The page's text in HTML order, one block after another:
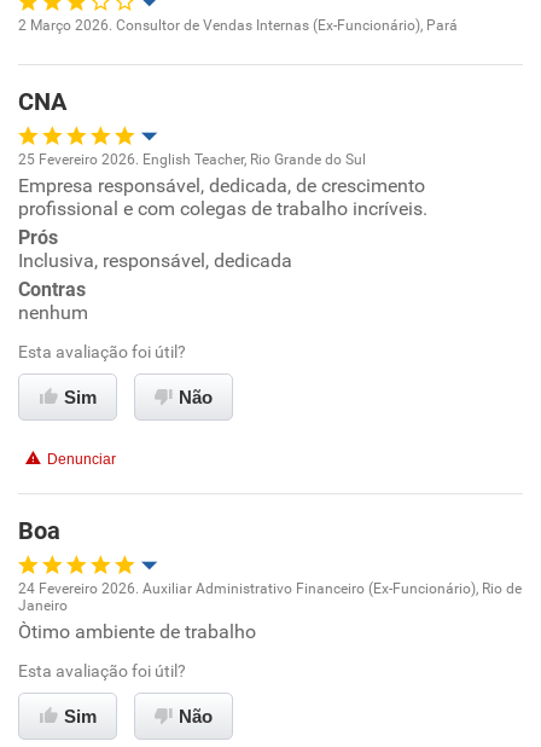
Recomenda a diretoria
Ambiente de trabalho
Conciliação com a vida familiar
Benefícios
Não recomenda esta empresa
2 Março 2026. Consultor de Vendas Internas (Ex-Funcionário), Pará
CNA
Oportunidade de promoção
Ambiente de trabalho
Conciliação com a vida familiar
Benefícios
Recomenda a diretoria
25 Fevereiro 2026. English Teacher, Rio Grande do Sul
Empresa responsável, dedicada, de crescimento
profissional e com colegas de trabalho incríveis.
Prós
Inclusiva, responsável, dedicada
Contras
nenhum
Esta avaliação foi útil?
Sim Não
Denunciar
Boa
Oportunidade de promoção
Ambiente de trabalho
Conciliação com a vida familiar
24 Fevereiro 2026. Auxiliar Administrativo Financeiro (Ex-Funcionário), Rio de
Janeiro
Òtimo ambiente de trabalho
Esta avaliação foi útil?
Sim Não